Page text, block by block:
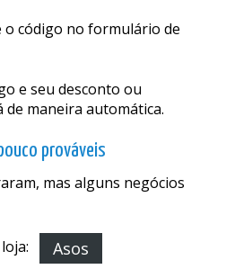
o código no formulário de
e seu desconto ou
de maneira automática.
prováveis
mas alguns negócios
Asos